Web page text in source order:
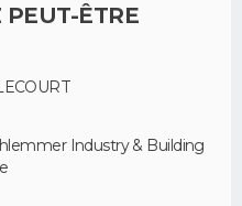
PEUT-ÊTRE
Industry & Building